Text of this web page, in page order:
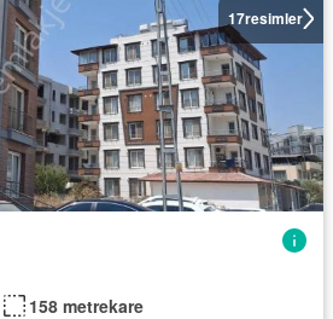
17resimler
158 metrekare